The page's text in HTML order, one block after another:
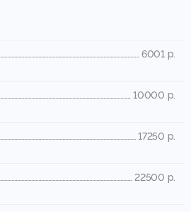
6001 р.
10000 р.
17250 р.
22500 р.